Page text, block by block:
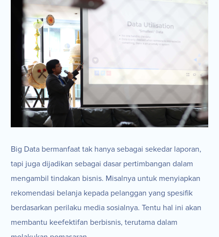
Big Data bermanfaat tak hanya sebagai sekedar laporan,
tapi juga dijadikan sebagai dasar pertimbangan dalam
mengambil tindakan bisnis. Misalnya untuk menyiapkan
rekomendasi belanja kepada pelanggan yang spesifik
berdasarkan perilaku media sosialnya. Tentu hal ini akan
membantu keefektifan berbisnis, terutama dalam